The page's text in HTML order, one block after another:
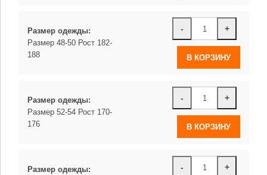
- +
Размер одежды:
Размер 48-50 Рост 182-
188
- +
Размер одежды:
Размер 52-54 Рост 170-
176
- +
Размер одежды: